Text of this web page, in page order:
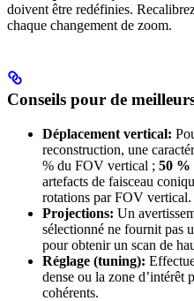
doivent être redéfinies.
chaque changement de zoom.
Conseils pour de
Déplacement vertical:
reconstruction, une
% du FOV vertical ; 50 %
artefacts de faisceau
rotations par FOV vertical.
Projections: Un
sélectionné ne fournit pas
pour obtenir un scan de
Réglage (tuning):
dense ou la zone d’intérêt
cohérents.